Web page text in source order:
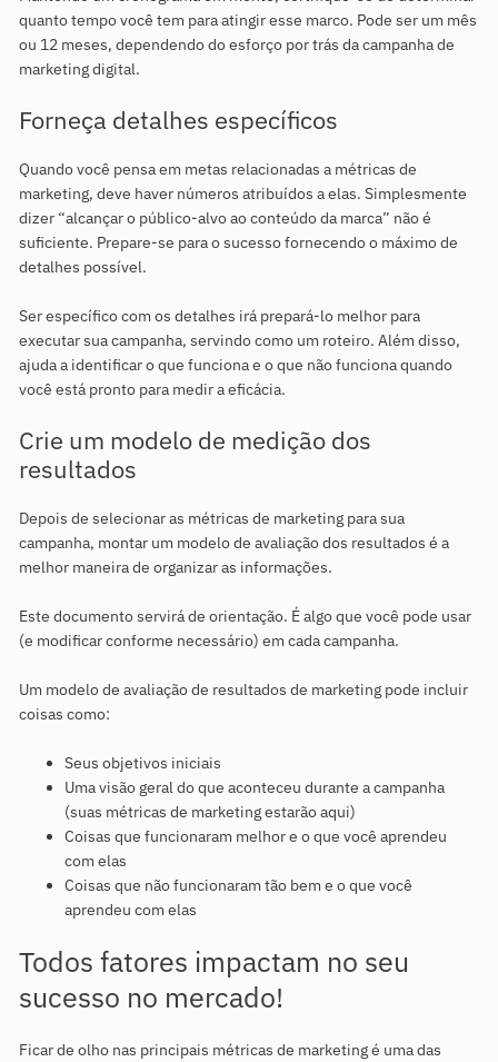
quanto tempo você tem para atingir esse marco. Pode ser um mês
ou 12 meses, dependendo do esforço por trás da campanha de
marketing digital.
Forneça detalhes específicos
Quando você pensa em metas relacionadas a métricas de
marketing, deve haver números atribuídos a elas. Simplesmente
dizer “alcançar o público-alvo ao conteúdo da marca” não é
suficiente. Prepare-se para o sucesso fornecendo o máximo de
detalhes possível.
Ser específico com os detalhes irá prepará-lo melhor para
executar sua campanha, servindo como um roteiro. Além disso,
ajuda a identificar o que funciona e o que não funciona quando
você está pronto para medir a eficácia.
Crie um modelo de medição dos
resultados
Depois de selecionar as métricas de marketing para sua
campanha, montar um modelo de avaliação dos resultados é a
melhor maneira de organizar as informações.
Este documento servirá de orientação. É algo que você pode usar
(e modificar conforme necessário) em cada campanha.
Um modelo de avaliação de resultados de marketing pode incluir
coisas como:
Seus objetivos iniciais
Uma visão geral do que aconteceu durante a campanha
(suas métricas de marketing estarão aqui)
Coisas que funcionaram melhor e o que você aprendeu
com elas
Coisas que não funcionaram tão bem e o que você
aprendeu com elas
Todos fatores impactam no seu
sucesso no mercado!
Ficar de olho nas principais métricas de marketing é uma das